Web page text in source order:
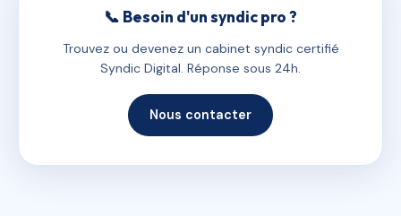
📞 Besoin d'un syndic pro ?
Trouvez ou devenez un cabinet syndic certifié
Syndic Digital. Réponse sous 24h.
Nous contacter